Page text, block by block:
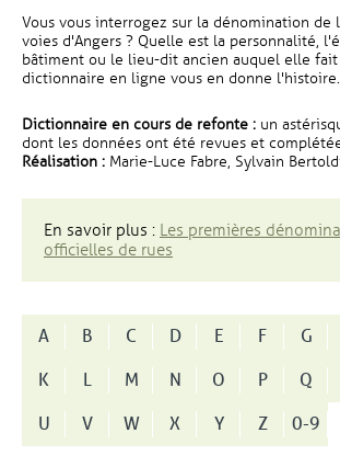
Vous vous interrogez sur la dénomination de
voies d'Angers ? Quelle est la personnalité,
bâtiment ou le lieu-dit ancien auquel elle fait
dictionnaire en ligne vous en donne
Dictionnaire en cours de refonte : un
dont les données ont été revues et
Réalisation : Marie-Luce Fabre, Sylvain
En savoir plus : Les premières
officielles de rues
A B C D E F G
K
L M N O P Q
U
V W X Y Z 0-9